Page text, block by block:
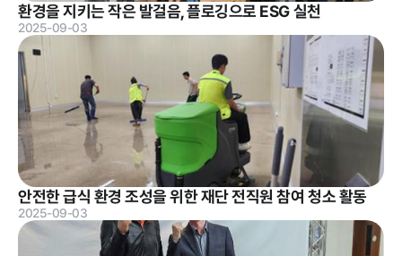
알림마당
공지사항 채용공고
재단 갤러
자료실
타기관 고
환경을 지키는 작은 발걸음, 플로깅으로 ESG 실천
2025-09-03
안전한 급식 환경 조성을 위한 재단 전직원 참여 청소 활동
2025-09-03